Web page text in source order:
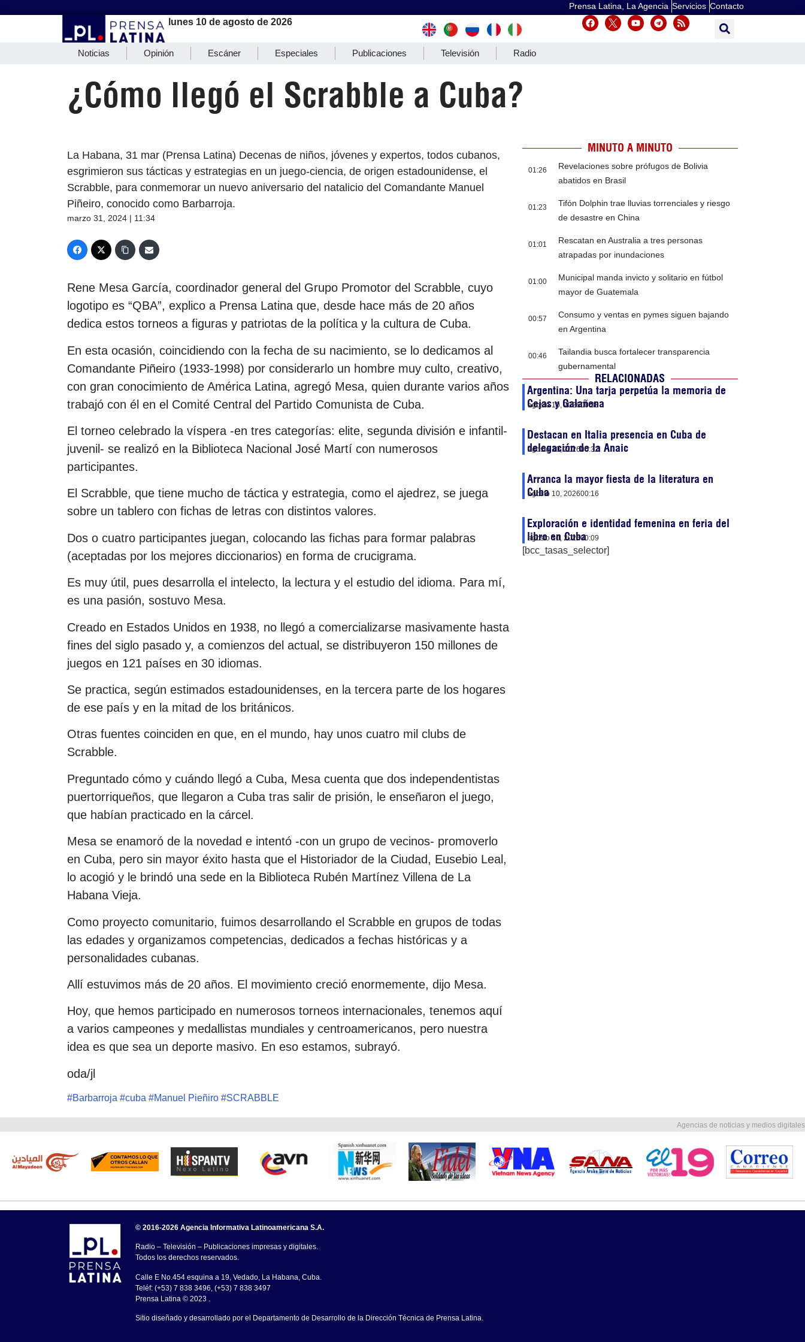
Prensa Latina, La Agencia Servicios Contacto
lunes 10 de agosto de 2026
Noticias Opinión Escáner Especiales Publicaciones Televisión Radio
¿Cómo llegó el Scrabble a Cuba?
La Habana, 31 mar (Prensa Latina) Decenas de niños, jóvenes y expertos, todos cubanos,
esgrimieron sus tácticas y estrategias en un juego-ciencia, de origen estadounidense, el
Scrabble, para conmemorar un nuevo aniversario del natalicio del Comandante Manuel
Piñeiro, conocido como Barbarroja.
marzo 31, 2024 | 11:34
Rene Mesa García, coordinador general del Grupo Promotor del Scrabble, cuyo
logotipo es “QBA”, explico a Prensa Latina que, desde hace más de 20 años
dedica estos torneos a figuras y patriotas de la política y la cultura de Cuba.
En esta ocasión, coincidiendo con la fecha de su nacimiento, se lo dedicamos al
Comandante Piñeiro (1933-1998) por considerarlo un hombre muy culto, creativo,
con gran conocimiento de América Latina, agregó Mesa, quien durante varios años
trabajó con él en el Comité Central del Partido Comunista de Cuba.
El torneo celebrado la víspera -en tres categorías: elite, segunda división e infantil-
juvenil- se realizó en la Biblioteca Nacional José Martí con numerosos
participantes.
El Scrabble, que tiene mucho de táctica y estrategia, como el ajedrez, se juega
sobre un tablero con fichas de letras con distintos valores.
Dos o cuatro participantes juegan, colocando las fichas para formar palabras
(aceptadas por los mejores diccionarios) en forma de crucigrama.
Es muy útil, pues desarrolla el intelecto, la lectura y el estudio del idioma. Para mí,
es una pasión, sostuvo Mesa.
Creado en Estados Unidos en 1938, no llegó a comercializarse masivamente hasta
fines del siglo pasado y, a comienzos del actual, se distribuyeron 150 millones de
juegos en 121 países en 30 idiomas.
Se practica, según estimados estadounidenses, en la tercera parte de los hogares
de ese país y en la mitad de los británicos.
Otras fuentes coinciden en que, en el mundo, hay unos cuatro mil clubs de
Scrabble.
Preguntado cómo y cuándo llegó a Cuba, Mesa cuenta que dos independentistas
puertorriqueños, que llegaron a Cuba tras salir de prisión, le enseñaron el juego,
que habían practicado en la cárcel.
Mesa se enamoró de la novedad e intentó -con un grupo de vecinos- promoverlo
en Cuba, pero sin mayor éxito hasta que el Historiador de la Ciudad, Eusebio Leal,
lo acogió y le brindó una sede en la Biblioteca Rubén Martínez Villena de La
Habana Vieja.
Como proyecto comunitario, fuimos desarrollando el Scrabble en grupos de todas
las edades y organizamos competencias, dedicados a fechas históricas y a
personalidades cubanas.
Allí estuvimos más de 20 años. El movimiento creció enormemente, dijo Mesa.
Hoy, que hemos participado en numerosos torneos internacionales, tenemos aquí
a varios campeones y medallistas mundiales y centroamericanos, pero nuestra
idea es que sea un deporte masivo. En eso estamos, subrayó.
oda/jl
#Barbarroja #cuba #Manuel Pieñiro #SCRABBLE
MINUTO A MINUTO
01:26
Revelaciones sobre prófugos de Bolivia
abatidos en Brasil
01:23
Tifón Dolphin trae lluvias torrenciales y riesgo
de desastre en China
01:01
Rescatan en Australia a tres personas
atrapadas por inundaciones
01:00
Municipal manda invicto y solitario en fútbol
mayor de Guatemala
00:57
Consumo y ventas en pymes siguen bajando
en Argentina
00:46
Tailandia busca fortalecer transparencia
gubernamental
RELACIONADAS
Argentina: Una tarja perpetúa la memoria de
Cejas y Galañena
agosto 10, 202600:38
Destacan en Italia presencia en Cuba de
delegación de la Anaic
agosto 10, 202600:32
Arranca la mayor fiesta de la literatura en
Cuba
agosto 10, 202600:16
Exploración e identidad femenina en feria del
libro en Cuba
agosto 10, 202600:09
[bcc_tasas_selector]
Agencias de noticias y medios digitales
© 2016-2026 Agencia Informativa Latinoamericana S.A.
Radio – Televisión – Publicaciones impresas y digitales.
Todos los derechos reservados.
Calle E No.454 esquina a 19, Vedado, La Habana, Cuba.
Teléf: (+53) 7 838 3496, (+53) 7 838 3497
Prensa Latina © 2023 .
Sitio diseñado y desarrollado por el Departamento de Desarrollo de la Dirección Técnica de Prensa Latina.